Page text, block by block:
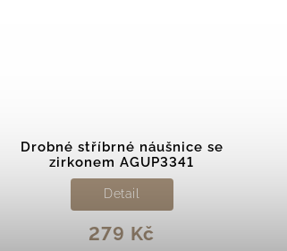
Drobné stříbrné náušnice se
zirkonem AGUP3341
279 Kč
Detail